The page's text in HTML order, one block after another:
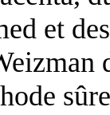
et